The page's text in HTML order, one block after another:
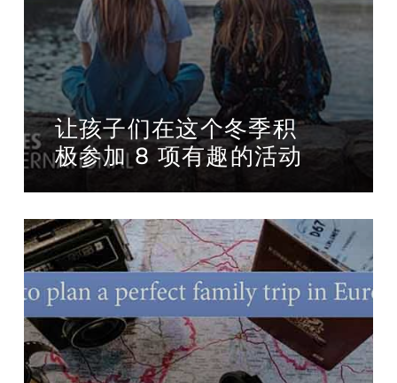
让孩子们在这个冬季积
极参加 8 项有趣的活动